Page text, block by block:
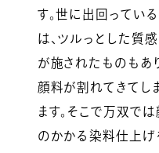
す。世に出回ってい
は、ツルっとした質
が施されたものもあ
顔料が割れてきてし
ます。そこで万双で
のかかる染料仕上げ